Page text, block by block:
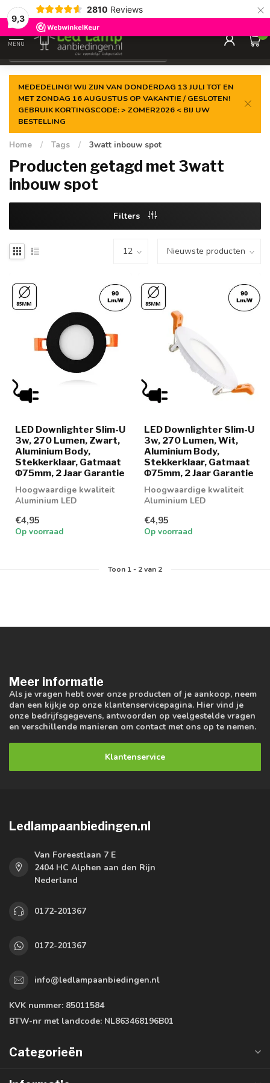
9,3
2810 Reviews ×
Gegarandeerde delaagste prijs
MENU
0
MEDEDELING! WIJ ZIJN VAN DONDERDAG 13 JULI TOT EN
MET ZONDAG 16 AUGUSTUS OP VAKANTIE / GESLOTEN!
GEBRUIK KORTINGSCODE: > ZOMER2026 < BIJ UW
BESTELLING
Home / Tags / 3watt inbouw spot
Producten getagd met 3watt
inbouw spot
Filters
LED Downlighter Slim-U
3w, 270 Lumen, Zwart,
Aluminium Body,
Stekkerklaar, Gatmaat
Φ75mm, 2 Jaar Garantie
Hoogwaardige kwaliteit
Aluminium LED
lichtkleuren
€4,95
Op voorraad
LED Downlighter Slim-U
3w, 270 Lumen, Wit,
Aluminium Body,
Stekkerklaar, Gatmaat
Φ75mm, 2 Jaar Garantie
Hoogwaardige kwaliteit
Aluminium LED
lichtkleuren
€4,95
Op voorraad
Toon 1- 2van 2
Meer informatie
Als je vragen hebt over onze producten of je aankoop, neem
dan een kijkje op onze klantenservicepagina. Hier vind je
onze bedrijfsgegevens, antwoorden op veelgestelde vragen
en verschillende manieren om contact met ons op te nemen.
Klantenservice
Ledlampaanbiedingen.nl
Van Foreestlaan 7 E
2404 HC Alphen aan den Rijn
Nederland
0172-201367
0172-201367
info@ledlampaanbiedingen.nl
KVK nummer: 85011584
BTW-nr met landcode: NL863468196B01
Categorieën